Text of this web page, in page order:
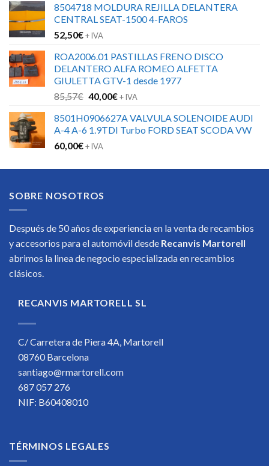
8504718 MOLDURA REJILLA DELANTERA
CENTRAL SEAT-1500 4-FAROS
52,50€+ IVA
ROA2006.01 PASTILLAS FRENO DISCO
DELANTERO ALFA ROMEO ALFETTA
GIULETTA GTV-1 desde 1977
85,57€ El
original
era:
85,57€.
40,00€El
actual
es:
+ IVA
8501H0906627A VALVULA SOLENOIDE AUDI
A-4 A-6 1.9TDI Turbo FORD SEAT SCODA VW
60,00€+ IVA
SOBRE NOSOTROS
Después de 50 años de experiencia en la venta de recambios
y accesorios para el automóvil desde Recanvis Martorell
abrimos la linea de negocio especializada en recambios
clásicos.
RECANVIS MARTORELL SL
C/ Carretera de Piera 4A, Martorell
08760 Barcelona
santiago@rmartorell.com
687 057 276
NIF: B60408010
TÉRMINOS LEGALES